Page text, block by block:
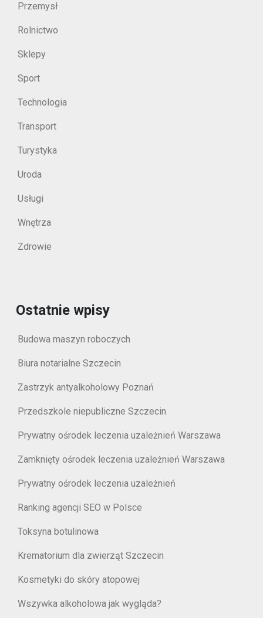
Przemysł
Rolnictwo
Sklepy
Sport
Technologia
Transport
Turystyka
Uroda
Usługi
Wnętrza
Zdrowie
Ostatnie wpisy
Budowa maszyn roboczych
Biura notarialne Szczecin
Zastrzyk antyalkoholowy Poznań
Przedszkole niepubliczne Szczecin
Prywatny ośrodek leczenia uzależnień Warszawa
Zamknięty ośrodek leczenia uzależnień Warszawa
Prywatny ośrodek leczenia uzależnień
Ranking agencji SEO w Polsce
Toksyna botulinowa
Krematorium dla zwierząt Szczecin
Kosmetyki do skóry atopowej
Wszywka alkoholowa jak wygląda?